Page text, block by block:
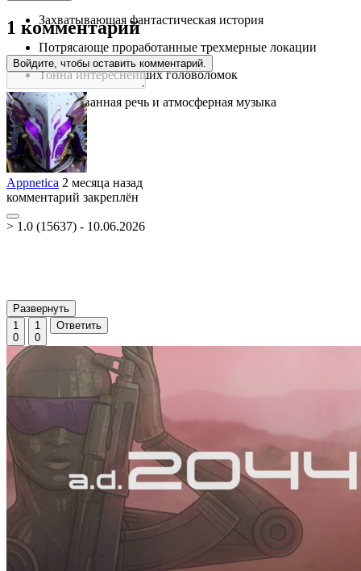
Захватывающая фантастическая история
Потрясающе проработанные трехмерные локации
Тонна интереснейших головоломок
Оцифрованная речь и атмосферная музыка
1 комментарий
Войдите, чтобы оставить комментарий.
Appnetica 2 месяца назад
комментарий закреплён
> 1.0 (15637) - 10.06.2026
Развернуть
1
0
1
0
Ответить